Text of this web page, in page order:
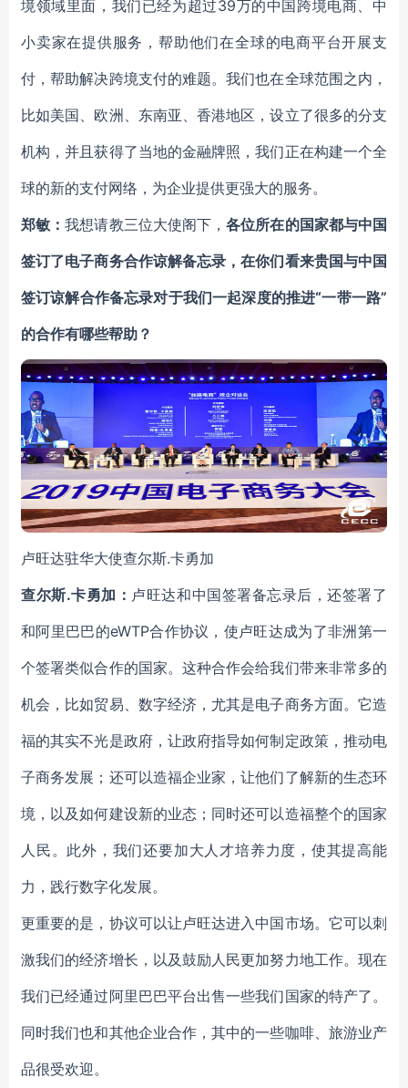
境领域里面，我们已经为超过39万的中国跨境电商、中
小卖家在提供服务，帮助他们在全球的电商平台开展支
付，帮助解决跨境支付的难题。我们也在全球范围之内，
比如美国、欧洲、东南亚、香港地区，设立了很多的分支
机构，并且获得了当地的金融牌照，我们正在构建一个全
球的新的支付网络，为企业提供更强大的服务。
郑敏：我想请教三位大使阁下，各位所在的国家都与中国
签订了电子商务合作谅解备忘录，在你们看来贵国与中国
签订谅解合作备忘录对于我们一起深度的推进“一带一路”
的合作有哪些帮助？
卢旺达驻华大使查尔斯.卡勇加
查尔斯.卡勇加： 卢旺达和中国签署备忘录后，还签署了
和阿里巴巴的eWTP合作协议，使卢旺达成为了非洲第一
个签署类似合作的国家。这种合作会给我们带来非常多的
机会，比如贸易、数字经济，尤其是电子商务方面。它造
福的其实不光是政府，让政府指导如何制定政策，推动电
子商务发展；还可以造福企业家，让他们了解新的生态环
境，以及如何建设新的业态；同时还可以造福整个的国家
人民。此外，我们还要加大人才培养力度，使其提高能
力，践行数字化发展。
更重要的是，协议可以让卢旺达进入中国市场。它可以刺
激我们的经济增长，以及鼓励人民更加努力地工作。现在
我们已经通过阿里巴巴平台出售一些我们国家的特产了。
同时我们也和其他企业合作，其中的一些咖啡、旅游业产
品很受欢迎。